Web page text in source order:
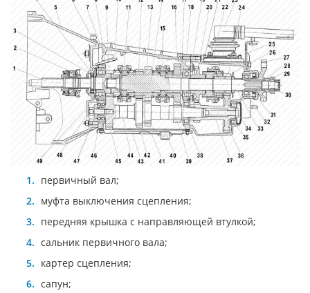
первичный вал;
муфта выключения сцепления;
передняя крышка с направляющей втулкой;
сальник первичного вала;
картер сцепления;
сапун;